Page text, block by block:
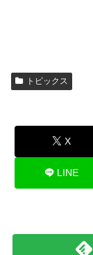
トピックス
X
LINE